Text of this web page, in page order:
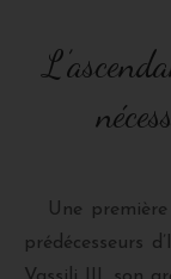
Une première
prédécesseurs